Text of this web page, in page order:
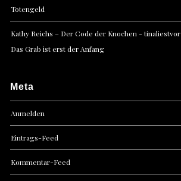
Totengeld
Kathy Reichs – Der Code der Knochen - tinaliestvor
Das Grab ist erst der Anfang
Meta
Anmelden
Eintrags-Feed
Kommentar-Feed